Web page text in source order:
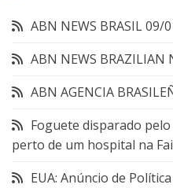
ABN NEWS BRASIL09/
ABN NEWS BRAZILIAN
ABN AGENCIA
Foguete disparado
perto de um hospital na
EUA: Anúncio de